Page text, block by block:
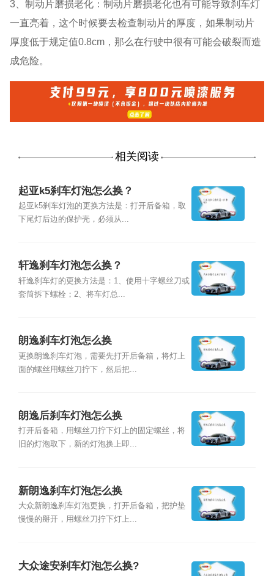
3、制动片磨损老化：制动片磨损老化也有可能导致刹车灯
一直亮着，这个时候要去检查制动片的厚度，如果制动片
厚度低于规定值0.8cm，那么在行驶中很有可能会破裂而造
成危险。
相关阅读
起亚k5刹车灯泡怎么换？
起亚k5刹车灯泡的更换方法是：打开后备箱，取
下尾灯后边的保护壳，必须从...
轩逸刹车灯泡怎么换？
轩逸刹车灯的更换方法是：1、使用十字螺丝刀或
套筒拆下螺栓；2、将车灯总...
朗逸刹车灯泡怎么换
更换朗逸刹车灯泡，需要先打开后备箱，将灯上
面的螺丝用螺丝刀拧下，然后把...
朗逸后刹车灯泡怎么换
打开后备箱，用螺丝刀拧下灯上的固定螺丝，将
旧的灯泡取下，新的灯泡换上即...
新朗逸刹车灯泡怎么换
大众新朗逸刹车灯泡更换，打开后备箱，把护垫
慢慢的掰开，用螺丝刀拧下灯上...
大众途安刹车灯泡怎么换?